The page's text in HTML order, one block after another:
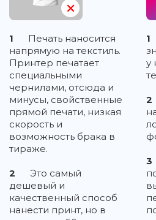
1
Печать наносится
напрямую на текстиль.
Принтер печатает
специальными
чернилами, отсюда и
минусы, свойственные
прямой печати, низкая
скорость и
возможность брака в
тираже.
2
Это самый
дешевый и
качественный способ
нанести принт, но в
1
у
2
3